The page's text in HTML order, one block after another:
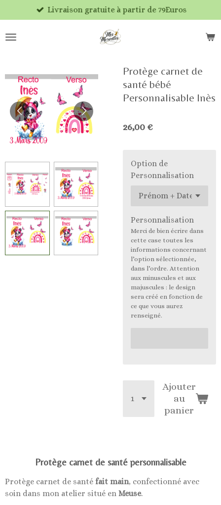
au
contenu
Livraison gratuite à partir de 79Euros
Protège carnet de
santé bébé
Personnalisable Inès
26,00 €
Option de
Personnalisation
Personnalisation
Merci de bien écrire dans
cette case toutes les
informations concernant
l’option sélectionnée,
dans l’ordre. Attention
aux minuscules et aux
majuscules : le design
sera créé en fonction de
ce que vous aurez
renseigné.
Ajouter
au
panier
Protège carnet de santé personnalisable
Protège carnet de santé fait main, confectionné avec
soin dans mon atelier situé en Meuse.